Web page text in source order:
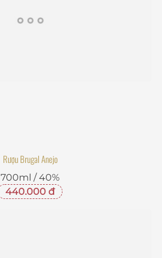
Rượu Brugal Anejo
700ml / 40%
440.000 đ